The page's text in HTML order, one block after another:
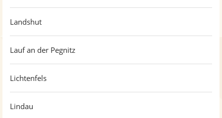
Landshut
Lauf an der Pegnitz
Lichtenfels
Lindau